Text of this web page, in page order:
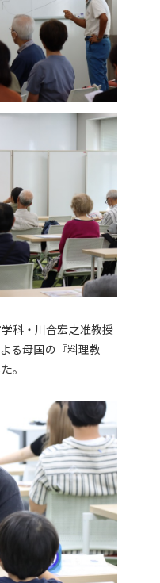
科・川合宏之准教授
る母国の『料理教
。